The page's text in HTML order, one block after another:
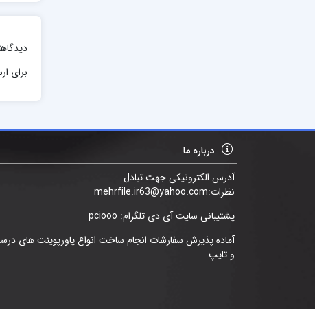
برای
درباره ما
آدرس الکترونیکی جهت تبادل
نظرات:mehrfile.ir63@yahoo.com
پشتیبانی سایت آی دی تلگرام: pciooo
آماده پذیرش سفارشات انجام ساخت انواع پاورپوینت های
و تایپ